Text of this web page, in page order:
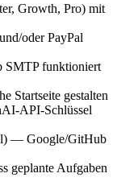
Growth, Pro) mit
oder PayPal
funktioniert
Startseite gestalten
API-Schlüssel
— Google/GitHub
geplante Aufgaben